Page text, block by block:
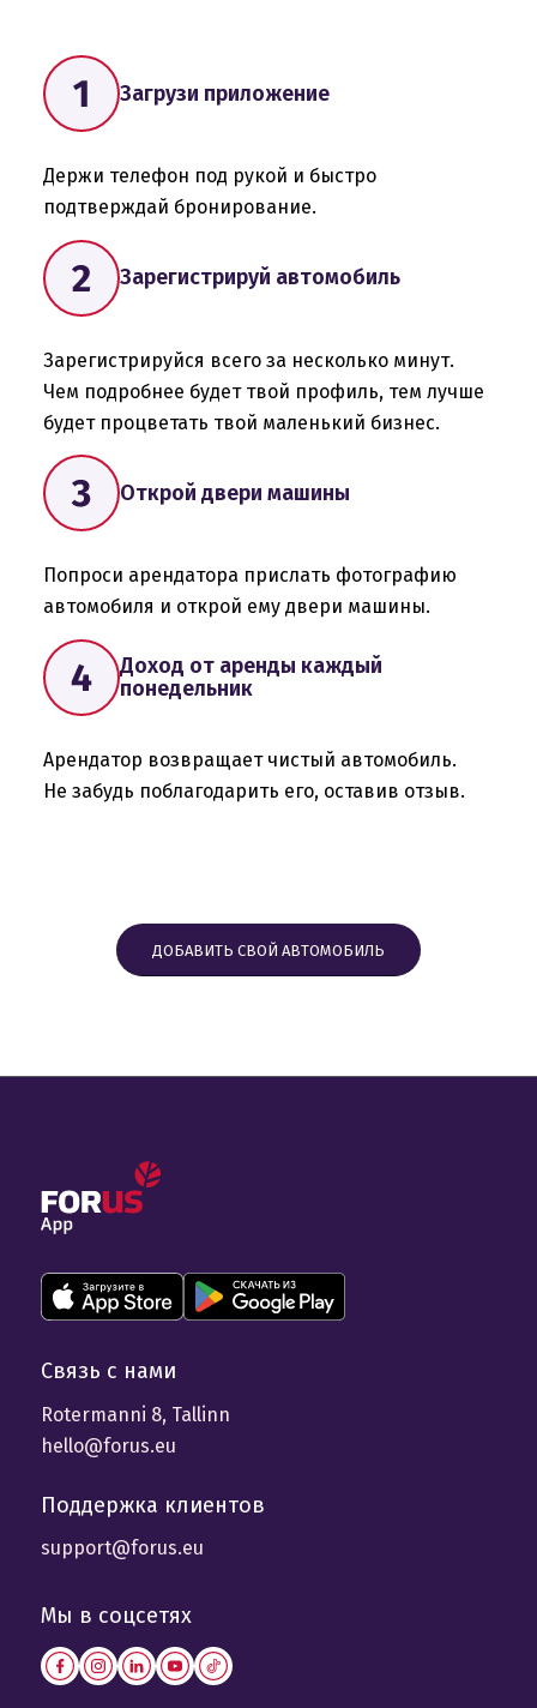
Загрузи приложение
Держи телефон под рукой и быстро
подтверждай бронирование.
Зарегистрируй автомобиль
Зарегистрируйся всего за несколько минут.
Чем подробнее будет твой профиль, тем лучше
будет процветать твой маленький бизнес.
Открой двери машины
Попроси арендатора прислать фотографию
автомобиля и открой ему двери машины.
Доход от аренды каждый
понедельник
Арендатор возвращает чистый автомобиль.
Не забудь поблагодарить его, оставив отзыв.
ДОБАВИТЬ СВОЙ АВТОМОБИЛЬ
Связь с нами
Rotermanni 8, Tallinn
hello@forus.eu
Поддержка клиентов
support@forus.eu
Мы в соцсетях